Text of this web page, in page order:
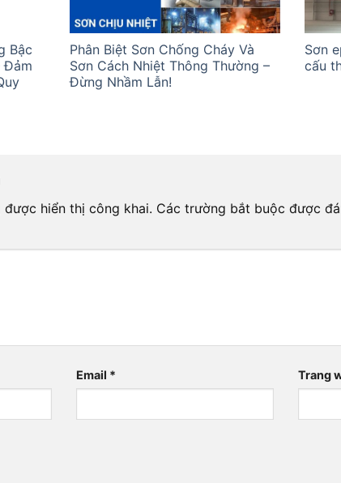
Bậc
Đảm
Phân Biệt Sơn Chống Cháy Và
Sơn Cách Nhiệt Thông Thường –
Đừng Nhầm Lẫn!
Sơn
cấu
được hiển thị công khai. Các trường bắt buộc được
Email * Trang